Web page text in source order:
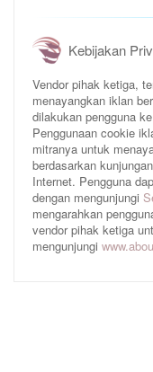
Kebijakan
Vendor pihak ketiga,
menayangkan iklan
dilakukan pengguna
Penggunaan cookie
mitranya untuk
berdasarkan
Internet. Pengguna
dengan mengunjungi
mengarahkan
vendor pihak ketiga
mengunjungi